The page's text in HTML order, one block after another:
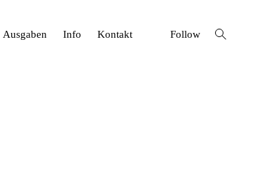
Ausgaben Info Kontakt Follow
open
search